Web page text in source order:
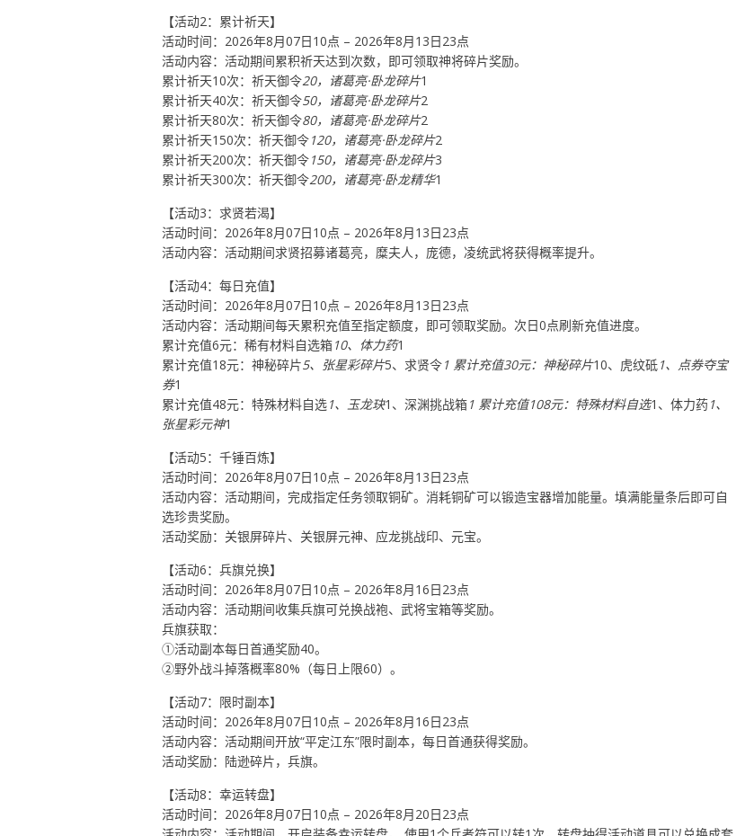
【活动2：累计祈天】
活动时间：2026年8月07日10点 – 2026年8月13日23点
活动内容：活动期间累积祈天达到次数，即可领取神将碎片奖励。
累计祈天10次：祈天御令20，诸葛亮·卧龙碎片1
累计祈天40次：祈天御令50，诸葛亮·卧龙碎片2
累计祈天80次：祈天御令80，诸葛亮·卧龙碎片2
累计祈天150次：祈天御令120，诸葛亮·卧龙碎片2
累计祈天200次：祈天御令150，诸葛亮·卧龙碎片3
累计祈天300次：祈天御令200，诸葛亮·卧龙精华1
【活动3：求贤若渴】
活动时间：2026年8月07日10点 – 2026年8月13日23点
活动内容：活动期间求贤招募诸葛亮，糜夫人，庞德，凌统武将获得概率提升。
【活动4：每日充值】
活动时间：2026年8月07日10点 – 2026年8月13日23点
活动内容：活动期间每天累积充值至指定额度，即可领取奖励。次日0点刷新充值进度。
累计充值6元：稀有材料自选箱10、体力药1
累计充值18元：神秘碎片5、张星彩碎片5、求贤令1 累计充值30元：神秘碎片10、虎纹砥1、点券夺宝
券1
累计充值48元：特殊材料自选1、玉龙玦1、深渊挑战箱1 累计充值108元：特殊材料自选1、体力药1、
张星彩元神1
【活动5：千锤百炼】
活动时间：2026年8月07日10点 – 2026年8月13日23点
活动内容：活动期间，完成指定任务领取铜矿。消耗铜矿可以锻造宝器增加能量。填满能量条后即可自
选珍贵奖励。
活动奖励：关银屏碎片、关银屏元神、应龙挑战印、元宝。
【活动6：兵旗兑换】
活动时间：2026年8月07日10点 – 2026年8月16日23点
活动内容：活动期间收集兵旗可兑换战袍、武将宝箱等奖励。
兵旗获取：
①活动副本每日首通奖励40。
②野外战斗掉落概率80%（每日上限60）。
【活动7：限时副本】
活动时间：2026年8月07日10点 – 2026年8月16日23点
活动内容：活动期间开放“平定江东”限时副本，每日首通获得奖励。
活动奖励：陆逊碎片，兵旗。
【活动8：幸运转盘】
活动时间：2026年8月07日10点 – 2026年8月20日23点